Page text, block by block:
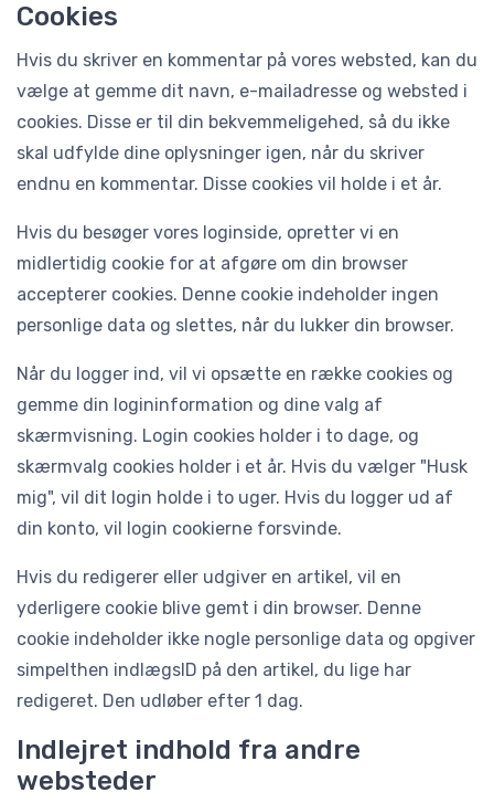
Cookies
Hvis du skriver en kommentar på vores websted, kan du
vælge at gemme dit navn, e-mailadresse og websted i
cookies. Disse er til din bekvemmeligehed, så du ikke
skal udfylde dine oplysninger igen, når du skriver
endnu en kommentar. Disse cookies vil holde i et år.
Hvis du besøger vores loginside, opretter vi en
midlertidig cookie for at afgøre om din browser
accepterer cookies. Denne cookie indeholder ingen
personlige data og slettes, når du lukker din browser.
Når du logger ind, vil vi opsætte en række cookies og
gemme din logininformation og dine valg af
skærmvisning. Login cookies holder i to dage, og
skærmvalg cookies holder i et år. Hvis du vælger "Husk
mig", vil dit login holde i to uger. Hvis du logger ud af
din konto, vil login cookierne forsvinde.
Hvis du redigerer eller udgiver en artikel, vil en
yderligere cookie blive gemt i din browser. Denne
cookie indeholder ikke nogle personlige data og opgiver
simpelthen indlægsID på den artikel, du lige har
redigeret. Den udløber efter 1 dag.
Indlejret indhold fra andre
websteder